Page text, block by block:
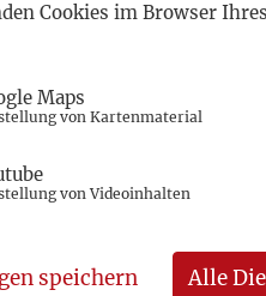
Cookies im Browser
Maps
von Kartenmaterial
von Videoinhalten
Alle
speichern